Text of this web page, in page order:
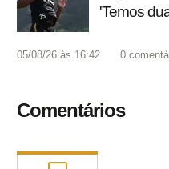
'Temos
05/08/26 às 16:42 0
Comentários